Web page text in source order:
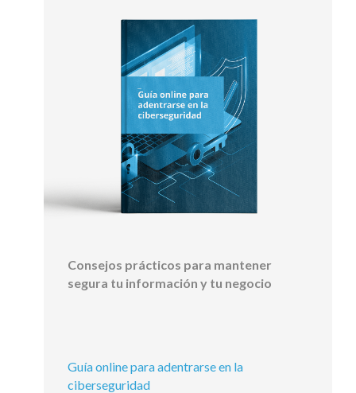
Consejos prácticos para mantener
segura tu información y tu negocio
Guía online para adentrarse en la
ciberseguridad